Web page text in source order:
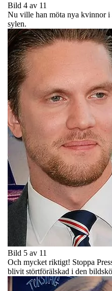
Bild 4 av 11
Nu ville han möta nya kvinnor
sylen.
Bild 5 av 11
Och mycket riktigt! Stoppa
blivit störtförälskad i den